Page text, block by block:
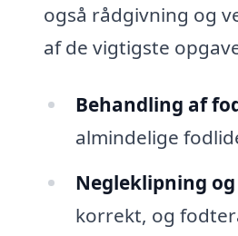
også rådgivning og
af de vigtigste
Behandling af
almindelige
Negleklipning
korrekt, og